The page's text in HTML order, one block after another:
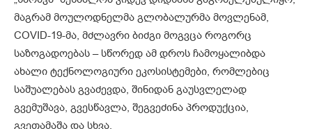
მაგრამ მოულოდნელმა გლობალურმა მოვლენამ,
COVID-19-მა, მძლავრი ბიძგი მოგვცა როგორც
საზოგადოებას – სწორედ ამ დროს ჩამოყალიბდა
ახალი ტექნოლოგიური ეკოსისტემები, რომლებიც
საშუალებას გვაძევდა, შინიდან გაუსვლელად
გვემუშავა, გვესწავლა, შეგვეძინა პროდუქცია,
გვეთამაშა და სხვა.